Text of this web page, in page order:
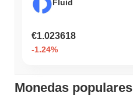
Fluid
€1.023618
-1.24%
Monedas populares